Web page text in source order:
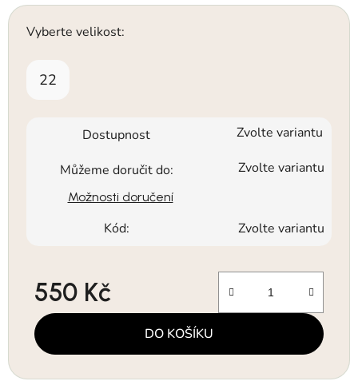
Vyberte velikost:
22
Dostupnost Zvolte variantu
Můžeme doručit do: Zvolte variantu
Možnosti doručení
Kód: Zvolte variantu
550 Kč
Měrná cena:
DO KOŠÍKU